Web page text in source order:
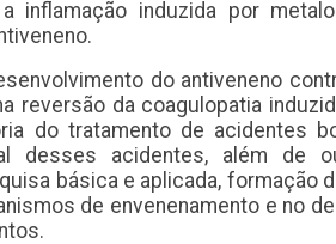
inflamação induzida por
do antiveneno
reversão da coagulopatia
do tratamento de acidentes
desses acidentes, além de
básica e aplicada, formação
de envenenamento e no